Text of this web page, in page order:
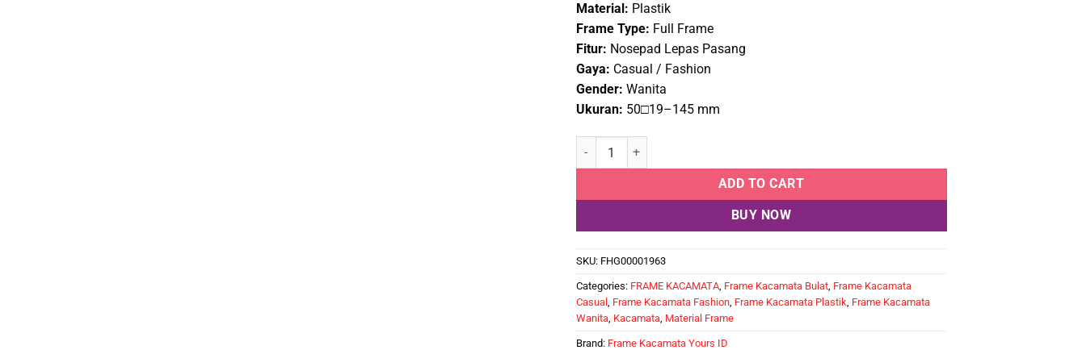
Material: Plastik
Frame Type: Full Frame
Fitur: Nosepad Lepas Pasang
Gaya: Casual / Fashion
Gender: Wanita
Ukuran: 50□19–145 mm
Frame Kacamata Wanita YOURS ID 1205 C3 quantity
ADD TO CART
BUY NOW
SKU: FHG00001963
Categories: FRAME KACAMATA, Frame Kacamata Bulat, Frame Kacamata
Casual
Frame Kacamata Fashion, Frame Kacamata Plastik Frame Kacamata
Wanita, Kacamata, Material Frame
Brand: Frame Kacamata Yours ID